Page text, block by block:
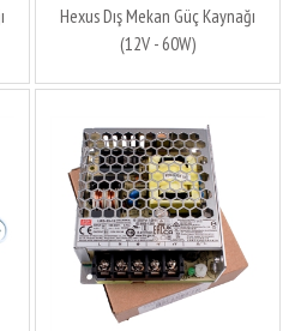
Hexus Dış Mekan Güç Kaynağı
(12V - 60W)